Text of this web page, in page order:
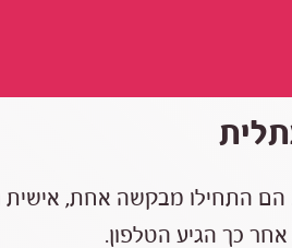
הם התחילו מבקשה אחת,
כך הגיע הטלפון.